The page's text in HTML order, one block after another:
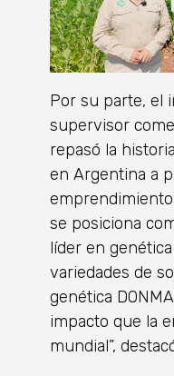
Por su parte, el
supervisor
repasó la
en Argentina a
se posiciona
líder en genética
variedades de
genética
impacto que la
mundial”,